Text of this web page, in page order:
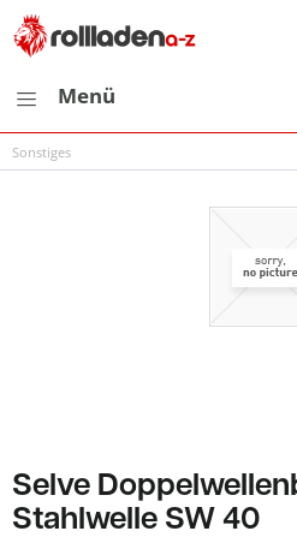
Menü
Sonstiges
Selve
Stahlwelle SW 40